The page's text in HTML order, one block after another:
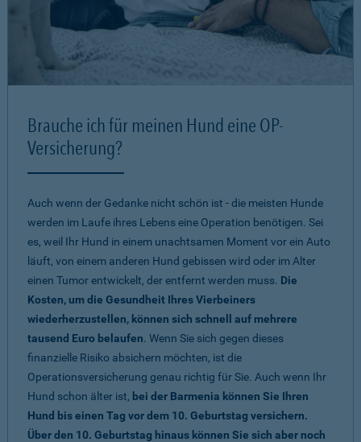
Brauche ich für meinen Hund eine OP-
Versicherung?
Auch wenn der Gedanke nicht schön ist - die meisten Hunde
werden im Laufe ihres Lebens eine Operation benötigen. Sei
es, weil Ihr Hund in einem unachtsamen Moment vor ein Auto
läuft, von einem anderen Hund gebissen wird oder im Alter
einen Tumor entwickelt, der entfernt werden muss. Die
Kosten, um die Gesundheit Ihres Vierbeiners
wiederherzustellen, können sich schnell auf mehrere
tausend Euro belaufen. Wenn Sie sich gegen dieses
finanzielle Risiko absichern möchten, ist die
Operationsversicherung genau richtig für Sie. Auch wenn Ihr
Hund schon älter ist, bei der Barmenia können Sie Ihren
Hund bis einen Tag vor dem 10. Geburtstag versichern.
Über den 10. Geburtstag hinaus können Sie sich aber noch